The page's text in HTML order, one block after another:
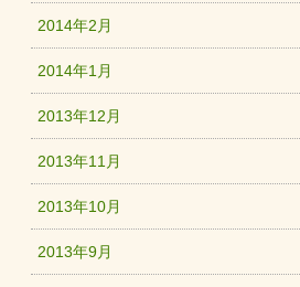
2014年2月
2014年1月
2013年12月
2013年11月
2013年10月
2013年9月